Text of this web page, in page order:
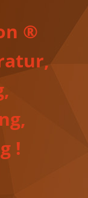
®
!